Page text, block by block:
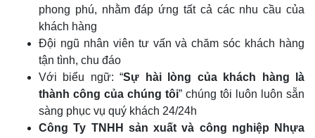
phong phú, nhằm đáp ứng tất cả các nhu cầu của
khách hàng
Đội ngũ nhân viên tư vấn và chăm sóc khách hàng
tận tình, chu đáo
Với biểu ngữ: “Sự hài lòng của khách hàng là
thành công của chúng tôi” chúng tôi luôn luôn sẵn
sàng phục vụ quý khách 24/24h
Công Ty TNHH sản xuất và công nghiệp Nhựa